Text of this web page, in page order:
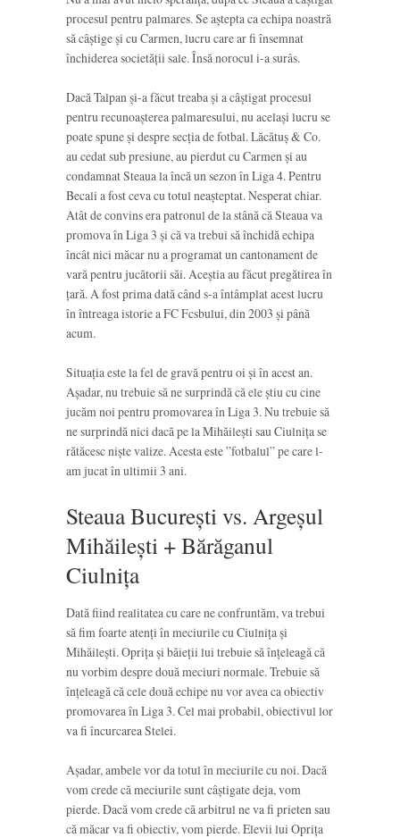
procesul pentru palmares. Se aștepta ca echipa noastră
să câștige și cu Carmen, lucru care ar fi însemnat
închiderea societății sale. Însă norocul i-a surâs.
Dacă Talpan și-a făcut treaba și a câștigat procesul
pentru recunoașterea palmaresului, nu același lucru se
poate spune și despre secția de fotbal. Lăcătuș & Co.
au cedat sub presiune, au pierdut cu Carmen și au
condamnat Steaua la încă un sezon în Liga 4. Pentru
Becali a fost ceva cu totul neașteptat. Nesperat chiar.
Atât de convins era patronul de la stână că Steaua va
promova în Liga 3 și că va trebui să închidă echipa
încât nici măcar nu a programat un cantonament de
vară pentru jucătorii săi. Aceștia au făcut pregătirea în
țară. A fost prima dată când s-a întâmplat acest lucru
în întreaga istorie a FC Fcsbului, din 2003 și până
acum.
Situația este la fel de gravă pentru oi și în acest an.
Așadar, nu trebuie să ne surprindă că ele știu cu cine
jucăm noi pentru promovarea în Liga 3. Nu trebuie să
ne surprindă nici dacă pe la Mihăilești sau Ciulnița se
rătăcesc niște valize. Acesta este ”fotbalul” pe care l-
am jucat în ultimii 3 ani.
Steaua București vs. Argeșul
Mihăilești + Bărăganul
Ciulnița
Dată fiind realitatea cu care ne confruntăm, va trebui
să fim foarte atenți în meciurile cu Ciulnița și
Mihăilești. Oprița și băieții lui trebuie să înțeleagă că
nu vorbim despre două meciuri normale. Trebuie să
înțeleagă că cele două echipe nu vor avea ca obiectiv
promovarea în Liga 3. Cel mai probabil, obiectivul lor
va fi încurcarea Stelei.
Așadar, ambele vor da totul în meciurile cu noi. Dacă
vom crede că meciurile sunt câștigate deja, vom
pierde. Dacă vom crede că arbitrul ne va fi prieten sau
că măcar va fi obiectiv, vom pierde. Elevii lui Oprița